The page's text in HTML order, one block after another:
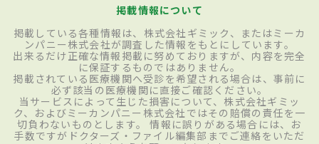
掲載情報について
掲載している各種情報は、株式会社ギミック、またはミーカ
ンパニー株式会社が調査した情報をもとにしています。
出来るだけ正確な情報掲載に努めておりますが、内容を完全
に保証するものではありません。
掲載されている医療機関へ受診を希望される場合は、事前に
必ず該当の医療機関に直接ご確認ください。
当サービスによって生じた損害について、株式会社ギミッ
ク、およびミーカンパニー株式会社ではその賠償の責任を一
切負わないものとします。 情報に誤りがある場合には、お
手数ですがドクターズ・ファイル編集部までご連絡をいただ